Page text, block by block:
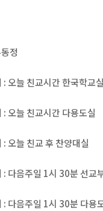
정
오늘 친교시간 한국학교실
오늘 친교시간 다용도실
오늘 친교 후 찬양대실
다음주일 1시 30분 선교
다음주일 1시 30분 다용